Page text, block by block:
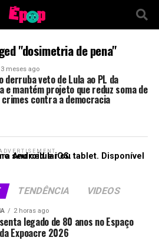
"dosimetria de pena"
3 meses ago
derruba veto de Lula ao PL da
e mantém projeto que reduz soma de
crimes contra a democracia
TENDÊNCIA VIDEOS
2 horas ago
legado de 80 anos no Espaço
Expoacre 2026